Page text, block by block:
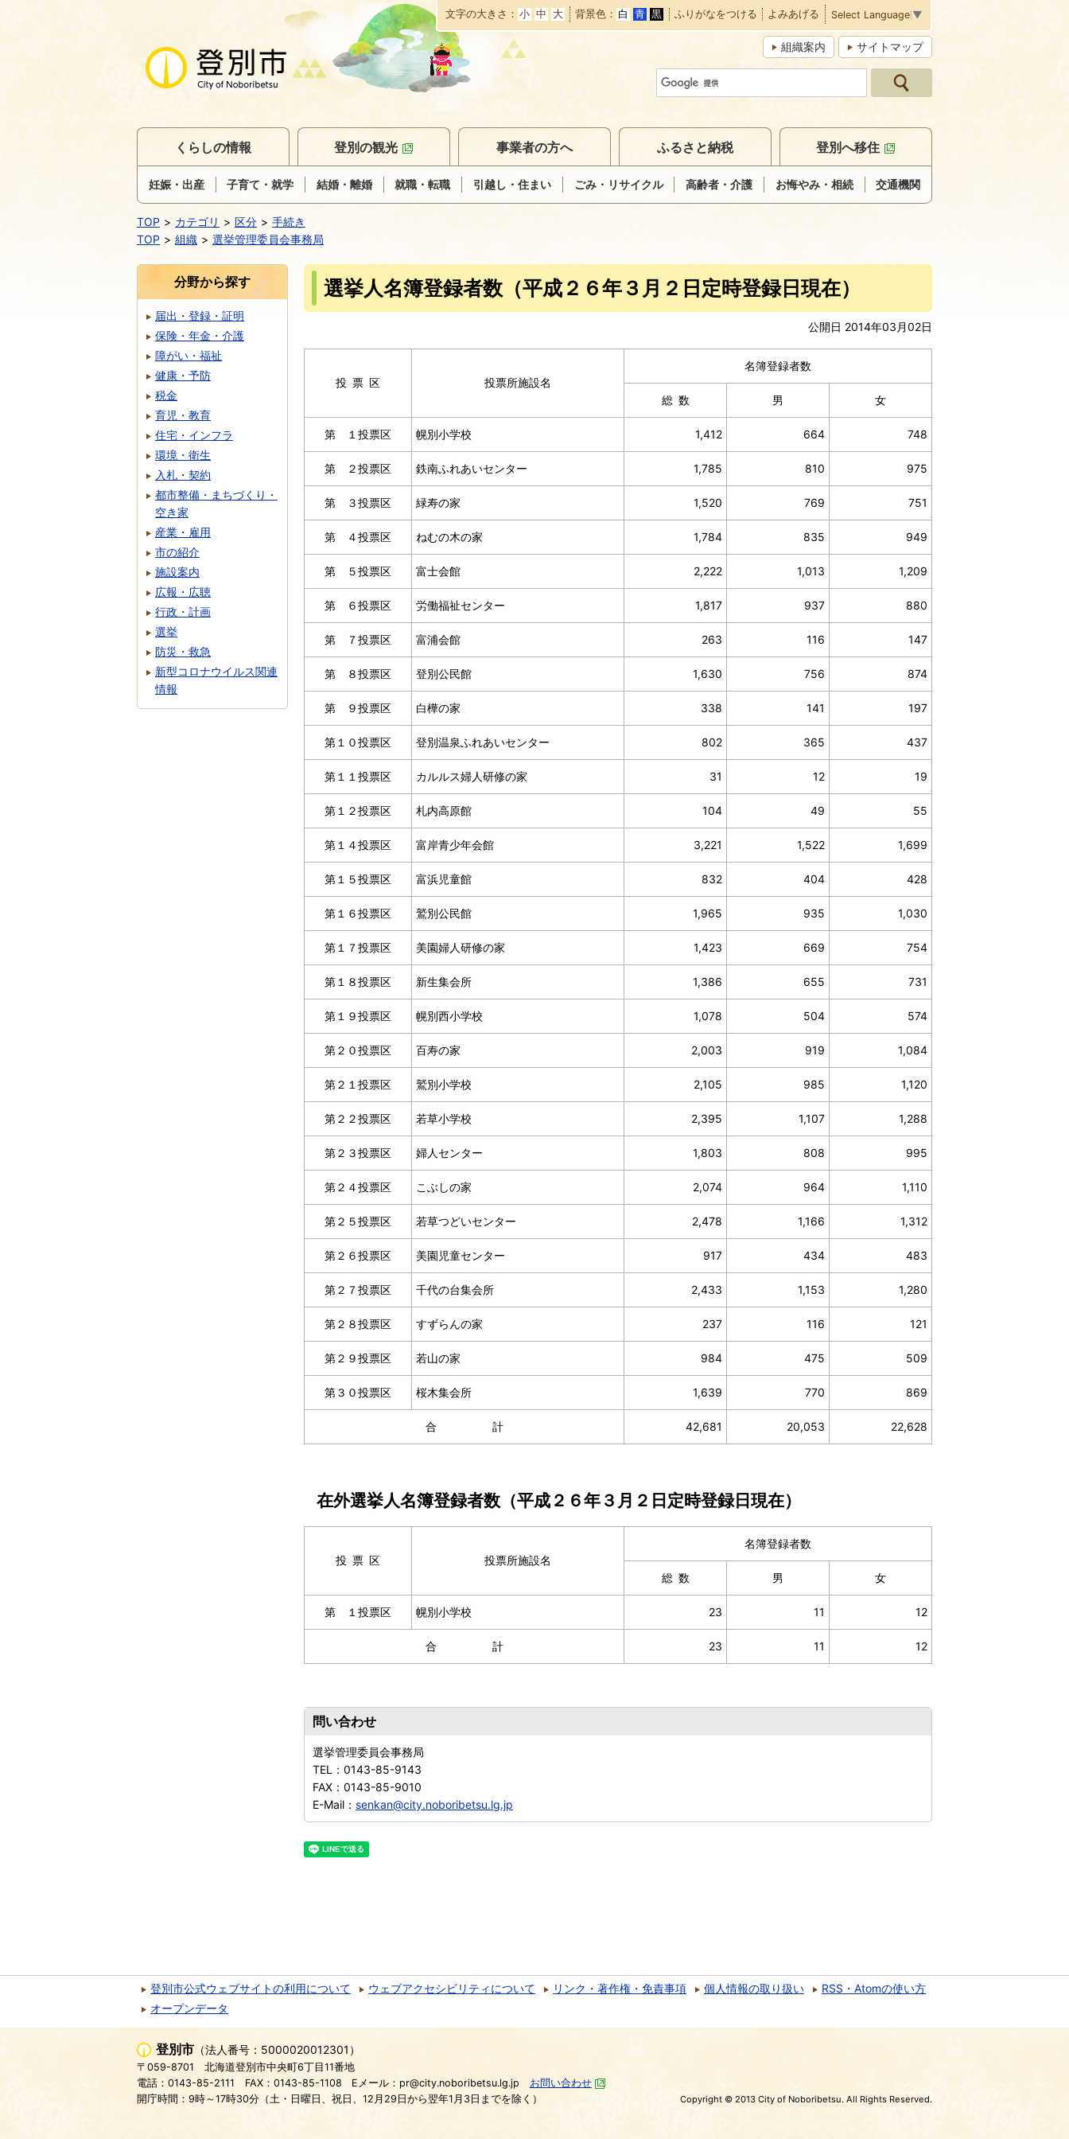
本
文
へ
移
動
文字の大きさ 小 中 大 背景色 白 青 黒 ふりがなをつける よみあげる Select Language ▼
組織案内 サイトマップ
くらしの情報
妊娠・出産 子育て・就学 結婚・離婚 就職・転職 引越し・住まい ごみ・リサイクル 高齢者・介護 お悔やみ・相続 交通機関
登別の観光 事業者の方へ ふるさと納税 登別へ移住
TOP カテゴリ 区分
手続き
TOP
組織 選挙管理委員会事務局
選挙人名簿登録者数（平成２６年３月２日定時登録日現在）
公開日 2014年03月02日
投票区 投票所施設名
名簿登録者数
総数 男 女
第 １投票区 幌別小学校 1,412 664 748
第 ２投票区 鉄南ふれあいセンター 1,785 810 975
第 ３投票区 緑寿の家 1,520 769 751
第 ４投票区 ねむの木の家 1,784 835 949
第 ５投票区 富士会館 2,222 1,013 1,209
第 ６投票区 労働福祉センター 1,817 937 880
第 ７投票区 富浦会館 263 116 147
第 ８投票区 登別公民館 1,630 756 874
第 ９投票区 白樺の家 338 141 197
第１０投票区 登別温泉ふれあいセンター 802 365 437
第１１投票区 カルルス婦人研修の家 31 12 19
第１２投票区 札内高原館 104 49 55
第１４投票区 富岸青少年会館 3,221 1,522 1,699
第１５投票区 富浜児童館 832 404 428
第１６投票区 鷲別公民館 1,965 935 1,030
第１７投票区 美園婦人研修の家 1,423 669 754
第１８投票区 新生集会所 1,386 655 731
第１９投票区 幌別西小学校 1,078 504 574
第２０投票区 百寿の家 2,003 919 1,084
第２１投票区 鷲別小学校 2,105 985 1,120
第２２投票区 若草小学校 2,395 1,107 1,288
第２３投票区 婦人センター 1,803 808 995
第２４投票区 こぶしの家 2,074 964 1,110
第２５投票区 若草つどいセンター 2,478 1,166 1,312
第２６投票区 美園児童センター 917 434 483
第２７投票区 千代の台集会所 2,433 1,153 1,280
第２８投票区 すずらんの家 237 116 121
第２９投票区 若山の家 984 475 509
第３０投票区 桜木集会所 1,639 770 869
合計 42,681 20,053 22,628
在外選挙人名簿登録者数（平成２６年３月２日定時登録日現在）
投票区 投票所施設名
名簿登録者数
総数 男 女
第 １投票区 幌別小学校 23 11 12
合計 23 11 12
問い合わせ
選挙管理委員会事務局
TEL： 0143-85-9143
FAX： 0143-85-9010
E-Mail： senkan@city.noboribetsu.lg.jp
分野から探す
届出・登録・証明
保険・年金・介護
障がい・福祉
健康・予防
税金
育児・教育
住宅・インフラ
環境・衛生
入札・契約
都市整備・まちづくり・
空き家
産業・雇用
市の紹介
施設案内
広報・広聴
行政・計画
選挙
防災・救急
新型コロナウイルス関連
情報
登別市公式ウェブサイトの利用について ウェブアクセシビリティについて リンク・著作権・免責事項 個人情報の取り扱い
RSS・Atomの使い方
オープンデータ
登別市 （法人番号：5000020012301）
〒059-8701
北海道登別市中央町6丁目11番地
電話：0143-85-2111
FAX：0143-85-1108 Eメール：pr@city.noboribetsu.lg.jp
お問い合わせ
開庁時間：9時～17時30分（土・日曜日、祝日、12月29日から翌年1月3日までを除く）
Copyright © 2013 City of Noboribetsu. All Rights Reserved.